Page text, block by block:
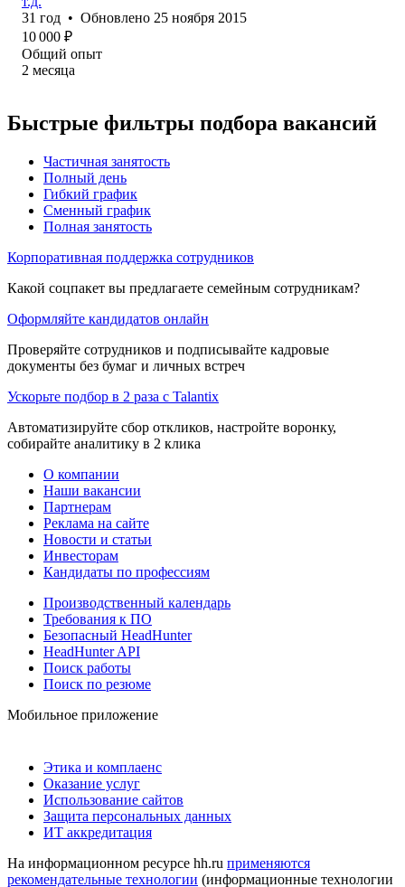
31 год • Обновлено 25 ноября 2015
10 000 ₽
Общий опыт
2 месяца
Быстрые фильтры подбора вакансий
Частичная занятость
Полный день
Гибкий график
Сменный график
Полная занятость
Корпоративная поддержка сотрудников
Какой соцпакет вы предлагаете семейным сотрудникам?
Оформляйте кандидатов онлайн
Проверяйте сотрудников и подписывайте кадровые
документы без бумаг и личных встреч
Ускорьте подбор в 2 раза с Talantix
Автоматизируйте сбор откликов, настройте воронку,
собирайте аналитику в 2 клика
О компании
Наши вакансии
Партнерам
Реклама на сайте
Новости и статьи
Инвесторам
Кандидаты по профессиям
Производственный календарь
Требования к ПО
Безопасный HeadHunter
HeadHunter API
Поиск работы
Поиск по резюме
Мобильное приложение
Этика и комплаенс
Оказание услуг
Использование сайтов
Защита персональных данных
ИТ аккредитация
На информационном ресурсе hh.ru применяются
рекомендательные технологии (информационные технологии